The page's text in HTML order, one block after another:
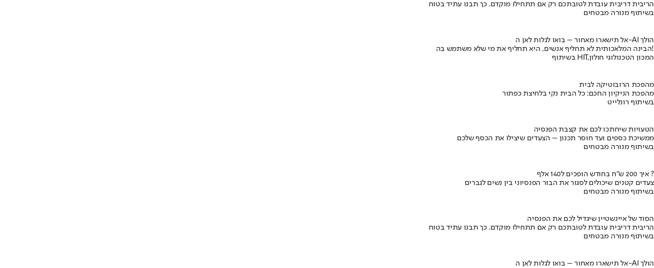
הריבית דריבית עובדת לטובתכם רק אם תתחילו מוקדם. כך תבנו עתיד בטוח
בשיתוף מנורה מבטחים
אל תישארו מאחור – בואו לגלות לאן ה-AI הולך
הבינה המלאכותית לא תחליף אנשים, היא תחליף את מי שלא משתמש בה!
בשיתוף HIT,המכון הטכנולוגי חולון
מהפכת הרובוטיקה לבית
מהפכת הניקיון החכם: כל הבית נקי בלחיצת כפתור
בשיתוף רונלייט
הטעויות שיחתכו לכם את קצבת הפנסיה
ממשיכת כספים ועד חוסר תכנון – הצעדים שיצילו את הכסף שלכם
בשיתוף מנורה מבטחים
איך 200 ש"ח בחודש הופכים ל140 אלף ?
צעדים קטנים שיכולים לסגור את הבור הפנסיוני בין נשים לגברים
בשיתוף מנורה מבטחים
הסוד של איינשטיין שיגדיל לכם את הפנסיה
הריבית דריבית עובדת לטובתכם רק אם תתחילו מוקדם. כך תבנו עתיד בטוח
בשיתוף מנורה מבטחים
אל תישארו מאחור – בואו לגלות לאן ה-AI הולך